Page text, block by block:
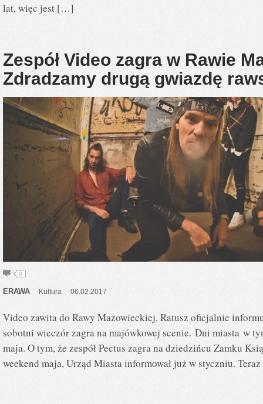
lat, więc jest […]
Zespół Video zagra w Rawie
Zdradzamy drugą gwiazdę
0
ERAWA Kultura 06.02.2017
Video zawita do Rawy Mazowieckiej. Ratusz oficjalnie
sobotni wieczór zagra na majówkowej scenie. Dni miasta w
maja. O tym, że zespół Pectus zagra na dziedzińcu Zamku
weekend maja, Urząd Miasta informował już w styczniu.